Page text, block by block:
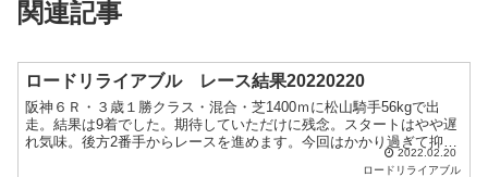
関連記事
ロードリライアブル レース結果20220220
阪神６Ｒ・３歳１勝クラス・混合・芝1400ｍに松山騎手56kgで出
走。結果は9着でした。期待していただけに残念。スタートはやや遅
れ気味。後方2番手からレースを進めます。今回はかかり過ぎて抑え
が効かずに逃げなかった。収穫はこれのみかなと。ただ... 2022.02.20
ロードリライアブル